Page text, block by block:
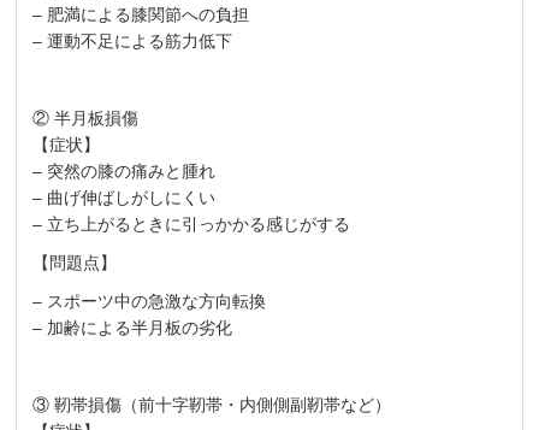
– 肥満による膝関節への負担
– 運動不足による筋力低下
② 半月板損傷
【症状】
– 突然の膝の痛みと腫れ
– 曲げ伸ばしがしにくい
– 立ち上がるときに引っかかる感じがする
【問題点】
– スポーツ中の急激な方向転換
– 加齢による半月板の劣化
③ 靭帯損傷（前十字靭帯・内側側副靭帯など）